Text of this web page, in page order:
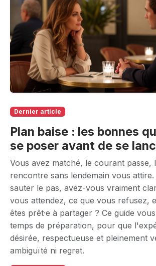
Dernier article
Plan baise : les bonnes
se poser avant de se
Vous avez matché, le courant passe,
rencontre sans lendemain vous attire.
sauter le pas, avez-vous vraiment
vous attendez, ce que vous refusez,
êtes prêt·e à partager ? Ce guide
temps de préparation, pour que
désirée, respectueuse et pleinement
ambiguïté ni regret.